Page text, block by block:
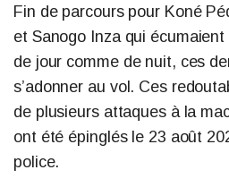
Fin de parcours pour Koné
et Sanogo Inza qui
de jour comme de nuit, ces
s’adonner au vol. Ces
de plusieurs attaques à la
ont été épinglés le 23 août
police.